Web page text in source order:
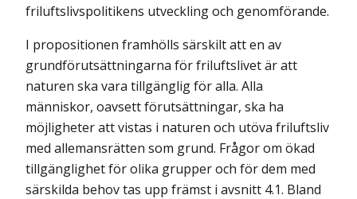
friluftslivspolitikens utveckling och genomförande.
I propositionen framhölls särskilt att en av
grundförutsättningarna för friluftslivet är att
naturen ska vara tillgänglig för alla. Alla
människor, oavsett förutsättningar, ska ha
möjligheter att vistas i naturen och utöva friluftsliv
med allemansrätten som grund. Frågor om ökad
tillgänglighet för olika grupper och för dem med
särskilda behov tas upp främst i avsnitt 4.1. Bland